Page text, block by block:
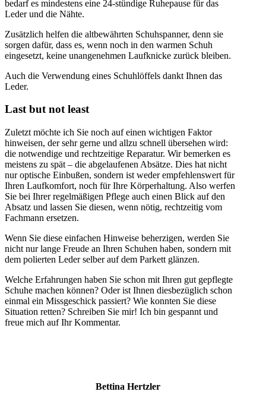
bedarf es mindestens eine 24-stündige Ruhepause für das
Leder und die Nähte.
Zusätzlich helfen die altbewährten Schuhspanner, denn sie
sorgen dafür, dass es, wenn noch in den warmen Schuh
eingesetzt, keine unangenehmen Laufknicke zurück bleiben.
Auch die Verwendung eines Schuhlöffels dankt Ihnen das
Leder.
Last but not least
Zuletzt möchte ich Sie noch auf einen wichtigen Faktor
hinweisen, der sehr gerne und allzu schnell übersehen wird:
die notwendige und rechtzeitige Reparatur. Wir bemerken es
meistens zu spät – die abgelaufenen Absätze. Dies hat nicht
nur optische Einbußen, sondern ist weder empfehlenswert für
Ihren Laufkomfort, noch für Ihre Körperhaltung. Also werfen
Sie bei Ihrer regelmäßigen Pflege auch einen Blick auf den
Absatz und lassen Sie diesen, wenn nötig, rechtzeitig vom
Fachmann ersetzen.
Wenn Sie diese einfachen Hinweise beherzigen, werden Sie
nicht nur lange Freude an Ihren Schuhen haben, sondern mit
dem polierten Leder selber auf dem Parkett glänzen.
Welche Erfahrungen haben Sie schon mit Ihren gut gepflegte
Schuhe machen können? Oder ist Ihnen diesbezüglich schon
einmal ein Missgeschick passiert? Wie konnten Sie diese
Situation retten? Schreiben Sie mir! Ich bin gespannt und
freue mich auf Ihr Kommentar.
Bettina Hertzler